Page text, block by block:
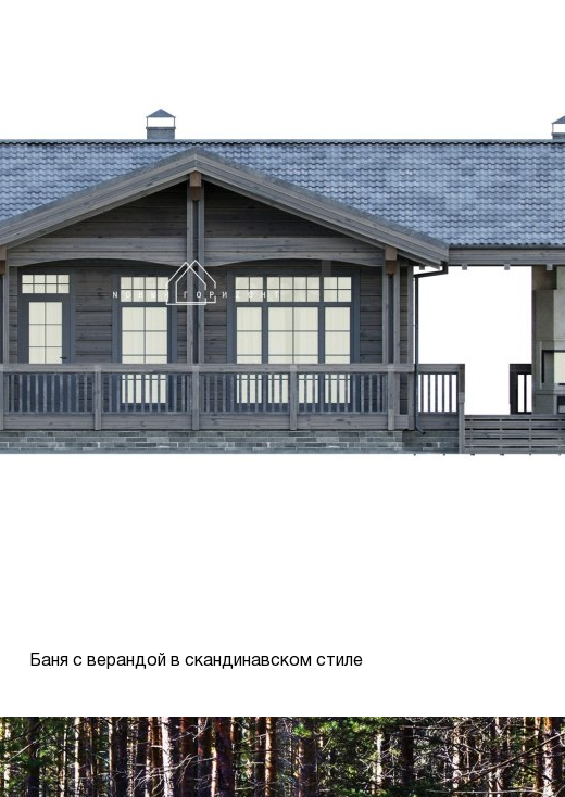
Баня с верандой в скандинавском стиле